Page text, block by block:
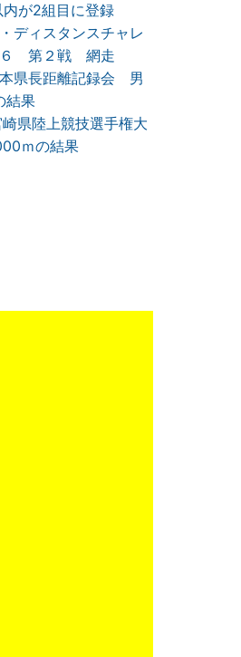
が2組目に登録
ディスタンスチャレ
６ 第２戦 網走
本県長距離記録会 男
結果
崎県陸上競技選手権大
ｍの結果